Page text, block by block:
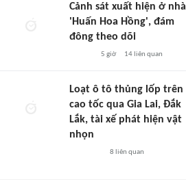
Cảnh sát xuất hiện ở nhà
'Huấn Hoa Hồng', đám
đông theo dõi
5 giờ 14liên quan
Loạt ô tô thủng lốp trên
cao tốc qua Gia Lai, Đắk
Lắk, tài xế phát hiện vật
nhọn
8 liên quan